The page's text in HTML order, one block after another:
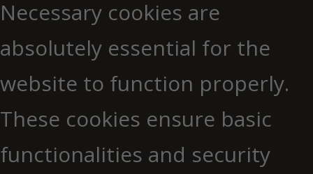
Necessary cookies are
absolutely essential for the
website to function properly.
These cookies ensure basic
functionalities and security